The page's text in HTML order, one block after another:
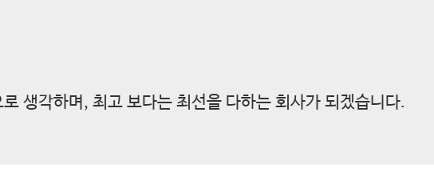
생각하며, 최고 보다는 최선을 다하는 회사가 되겠습니다.